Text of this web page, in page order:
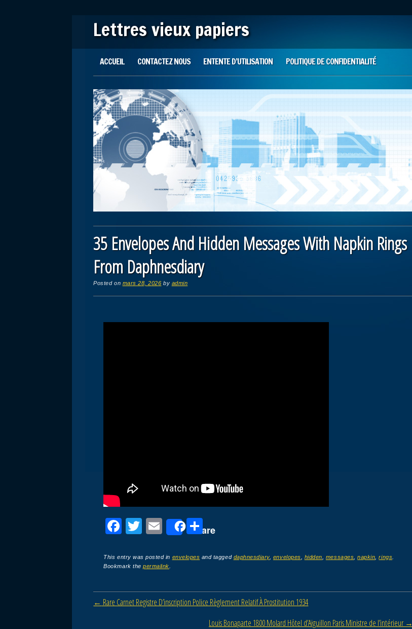
Lettres vieux papiers
Main menu
ACCUEIL CONTACTEZ NOUS ENTENTE D’UTILISATION POLITIQUE DE CONFIDENTIALITÉ
35 Envelopes And Hidden Messages With Napkin Rings
From Daphnesdiary
Posted on mars 28, 2026 by admin
F
c
e
b
o
T
tt
er
E
ail
Share
P
ta
er
This entry was posted in envelopes and tagged daphnesdiary, envelopes hidden messages ,napkin ,rings
Bookmark thepermalink
Post navigation
← Rare Carnet Registre D’inscription Police Règlement Relatif À Prostitution 1934
Louis Bonaparte 1800 Molard Hôtel d’Aiguillon Paris Ministre de l’intérieur →